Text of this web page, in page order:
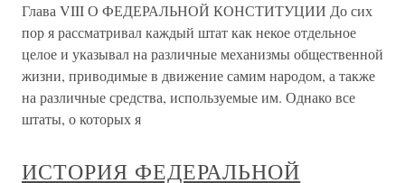
Глава VIII О ФЕДЕРАЛЬНОЙ КОНСТИТУЦИИ До сих
пор я рассматривал каждый штат как некое отдельное
целое и указывал на различные механизмы общественной
жизни, приводимые в движение самим народом, а также
на различные средства, используемые им. Однако все
штаты, о которых я
ИСТОРИЯ ФЕДЕРАЛЬНОЙ